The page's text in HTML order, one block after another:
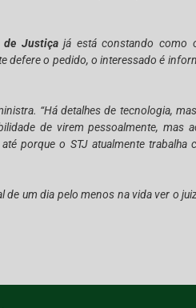
de Justiçajá está constando como
defere o pedido, o interessado é
“Há detalhes de tecnologia,
de virem pessoalmente, mas
porque o STJ atualmente
um dia pelo menos na vida ver o